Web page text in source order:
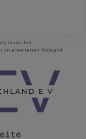
deutscher
im erweiterten Vorstand